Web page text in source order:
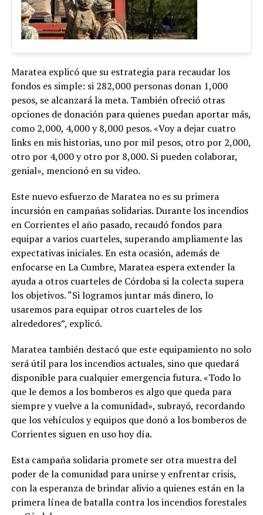
Maratea explicó que su estrategia para recaudar los
fondos es simple: si 282,000 personas donan 1,000
pesos, se alcanzará la meta. También ofreció otras
opciones de donación para quienes puedan aportar más,
como 2,000, 4,000 y 8,000 pesos. «Voy a dejar cuatro
links en mis historias, uno por mil pesos, otro por 2,000,
otro por 4,000 y otro por 8,000. Si pueden colaborar,
genial», mencionó en su video​.
Este nuevo esfuerzo de Maratea no es su primera
incursión en campañas solidarias. Durante los incendios
en Corrientes el año pasado, recaudó fondos para
equipar a varios cuarteles, superando ampliamente las
expectativas iniciales. En esta ocasión, además de
enfocarse en La Cumbre, Maratea espera extender la
ayuda a otros cuarteles de Córdoba si la colecta supera
los objetivos. “Si logramos juntar más dinero, lo
usaremos para equipar otros cuarteles de los
alrededores”, explicó​.
Maratea también destacó que este equipamiento no solo
será útil para los incendios actuales, sino que quedará
disponible para cualquier emergencia futura. «Todo lo
que le demos a los bomberos es algo que queda para
siempre y vuelve a la comunidad», subrayó, recordando
que los vehículos y equipos que donó a los bomberos de
Corrientes siguen en uso hoy día​.
Esta campaña solidaria promete ser otra muestra del
poder de la comunidad para unirse y enfrentar crisis,
con la esperanza de brindar alivio a quienes están en la
primera línea de batalla contra los incendios forestales